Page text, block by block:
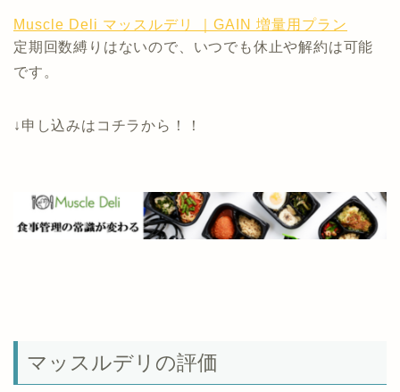
Muscle Deli マッスルデリ ｜GAIN 増量用プラン
定期回数縛りはないので、いつでも休止や解約は可能
です。
↓申し込みはコチラから！！
マッスルデリの評価